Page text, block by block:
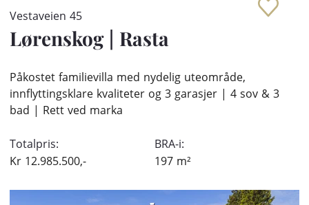
Vestaveien 45
Lørenskog | Rasta
Påkostet familievilla med nydelig uteområde,
innflyttingsklare kvaliteter og 3 garasjer | 4 sov & 3
bad | Rett ved marka
Totalpris:
Kr 12.985.500,-
BRA-i:
197 m²